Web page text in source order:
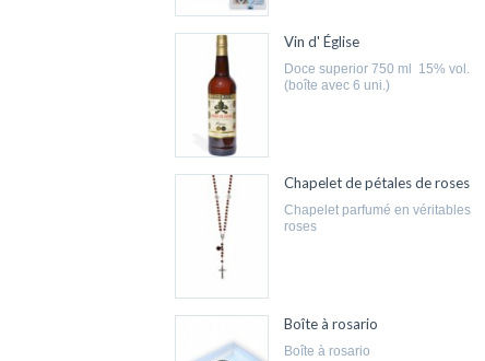
Vin d' Église
doce superior 750 ml 15% vol.
(boîte avec 6 uni.)
Chapelet de pétales de roses
chapelet parfumé en véritables
roses
Boîte à rosario
boîte à rosario